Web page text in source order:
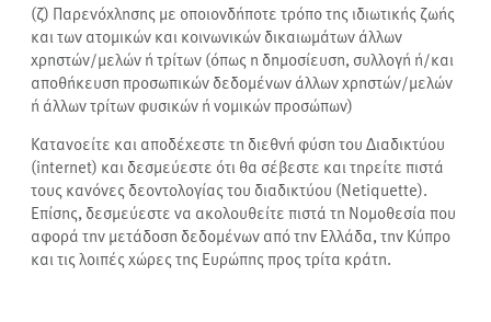
(ζ) Παρενόχλησης με οποιονδήποτε τρόπο της ιδιωτικής ζωής
και των ατομικών και κοινωνικών δικαιωμάτων άλλων
χρηστών/μελών ή τρίτων (όπως η δημοσίευση, συλλογή ή/και
αποθήκευση προσωπικών δεδομένων άλλων χρηστών/μελών
ή άλλων τρίτων φυσικών ή νομικών προσώπων)
Κατανοείτε και αποδέχεστε τη διεθνή φύση του Διαδικτύου
(internet) και δεσμεύεστε ότι θα σέβεστε και τηρείτε πιστά
τους κανόνες δεοντολογίας του διαδικτύου (Netiquette).
Επίσης, δεσμεύεστε να ακολουθείτε πιστά τη Νομοθεσία που
αφορά την μετάδοση δεδομένων από την Ελλάδα, την Κύπρο
και τις λοιπές χώρες της Ευρώπης προς τρίτα κράτη.